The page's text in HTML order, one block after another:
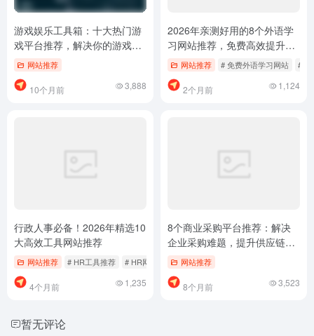
游戏娱乐工具箱：十大热门游
戏平台推荐，解决你的游戏
荒！网站推荐
10个月前 3,888
2026年亲测好用的8个外语学
习网站推荐，免费高效提升语
言能力网站推荐 # 免费外语学习网站 # 在
2个月前 1,124
行政人事必备！2026年精选10
大高效工具网站推荐
网站推荐 # HR工具推荐 # HR网站大全 # 人事管理工具
4个月前 1,235
8个商业采购平台推荐：解决
企业采购难题，提升供应链效
率 网站推荐
8个月前 3,523
暂无评论